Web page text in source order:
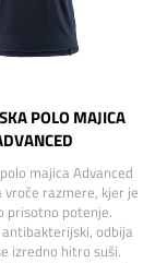
POLO MAJICA
majica Advanced
vroče razmere, kjer je
prisotno potenje.
odbija
izredno hitro suši.